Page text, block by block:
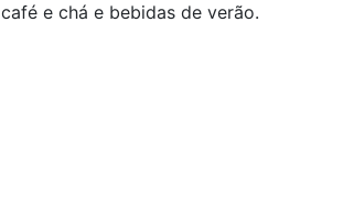
café e chá e bebidas de verão.